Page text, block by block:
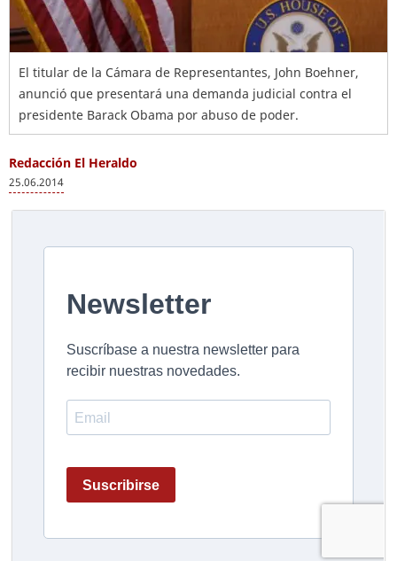
El titular de la Cámara de Representantes, John Boehner,
anunció que presentará una demanda judicial contra el
presidente Barack Obama por abuso de poder.
Redacción El Heraldo
25.06.2014